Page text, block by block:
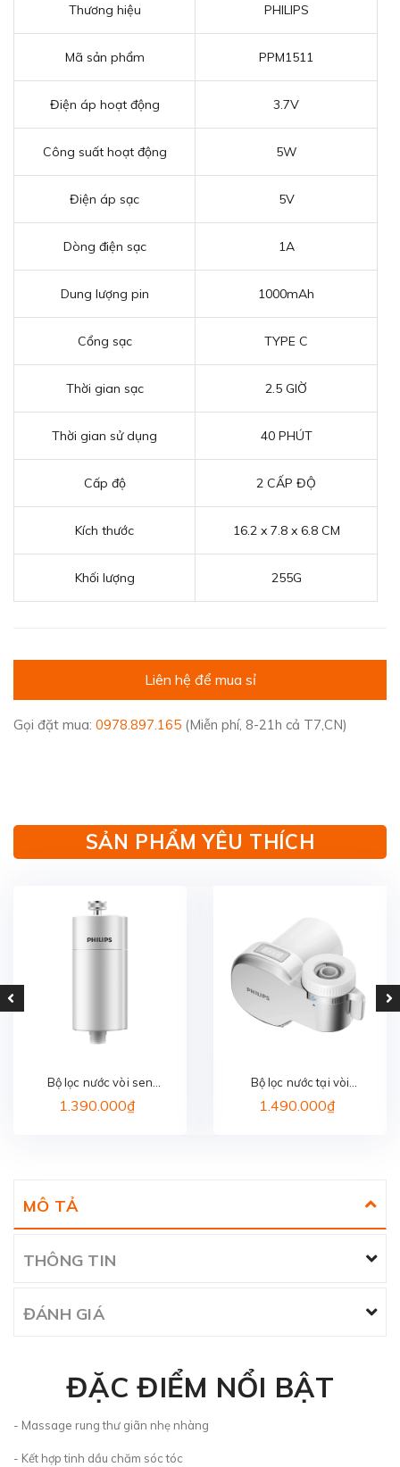
Thương hiệu PHILIPS
Mã sản phẩm PPM1511
Điện áp hoạt động 3.7V
Công suất hoạt động 5W
Điện áp sạc 5V
Dòng điện sạc 1A
Dung lượng pin 1000mAh
Cổng sạc TYPE C
Thời gian sạc 2.5 GIỜ
Thời gian sử dụng 40 PHÚT
Cấp độ 2 CẤP ĐỘ
Kích thước 16.2 x 7.8 x 6.8 CM
Khối lượng 255G
Liên hệ để mua sỉ
Gọi đặt mua: 0978.897.165 (Miễn phí, 8-21h cả T7,CN)
SẢN PHẨM YÊU THÍCH
Bộ lọc nước vòi sen
PHILIPS AWP1775WH/74
1.390.000₫
Bộ lọc nước tại vòi
PHILIPS AWP3705P1/97
1.490.000₫
MÔ TẢ
THÔNG TIN
ĐÁNH GIÁ
ĐẶC ĐIỂM NỔI BẬT
- Massage rung thư giãn nhẹ nhàng
- Kết hợp tinh dầu chăm sóc tóc